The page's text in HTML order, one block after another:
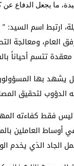
ما يجعل الدفاع عن
اسم السيد: ”
العام، ومعالجة
تتسم أحياناً
بها
لتحقيق
ليس فقط كفاءته
أوساط العاملين
الجاد الذي يخدم